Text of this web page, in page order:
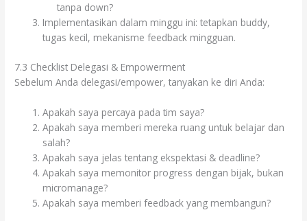
tanpa down?
Implementasikan dalam minggu ini: tetapkan buddy,
tugas kecil, mekanisme feedback mingguan.
7.3 Checklist Delegasi & Empowerment
Sebelum Anda delegasi/empower, tanyakan ke diri Anda:
Apakah saya percaya pada tim saya?
Apakah saya memberi mereka ruang untuk belajar dan
salah?
Apakah saya jelas tentang ekspektasi & deadline?
Apakah saya memonitor progress dengan bijak, bukan
micromanage?
Apakah saya memberi feedback yang membangun?